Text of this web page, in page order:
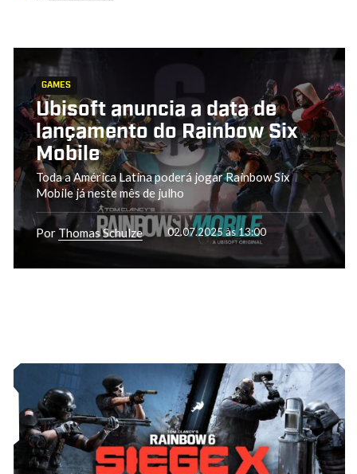
GAMES
Ubisoft anuncia a data de
lançamento do Rainbow Six
Mobile
Toda a América Latina poderá jogar Rainbow Six
Mobile já neste mês de julho
Por Thomas Schulze 02.07.2025 às 13:00